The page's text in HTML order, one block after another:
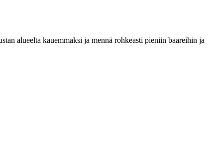
alueelta kauemmaksi ja mennä rohkeasti pieniin baareihin ja